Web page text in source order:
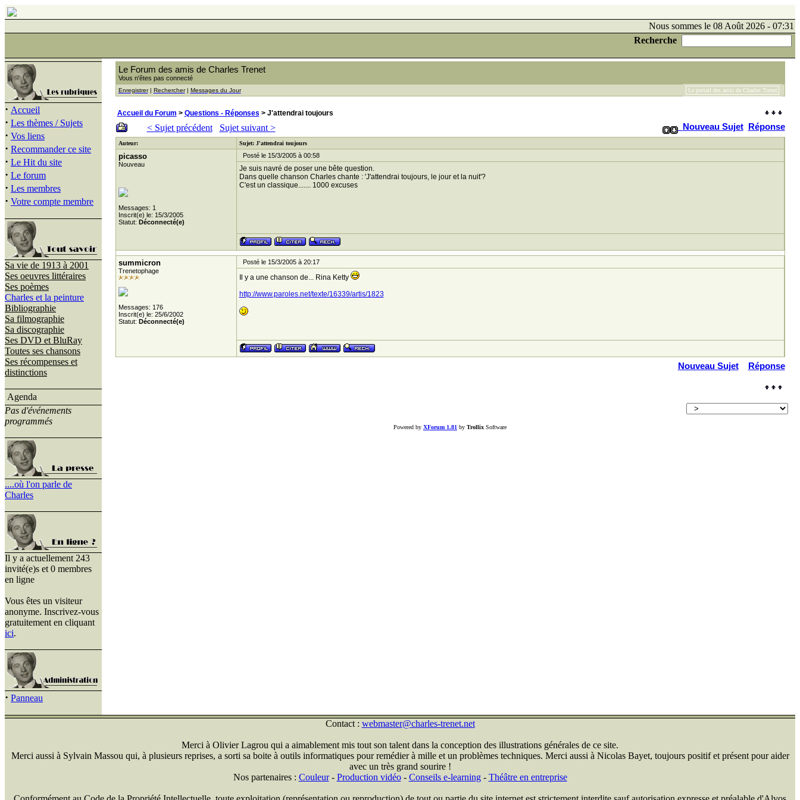
Nous sommes le 08 Août 2026 - 07:31
Recherche
· Accueil
· Les thèmes / Sujets
· Vos liens
· Recommander ce site
· Le Hit du site
· Le forum
· Les membres
· Votre compte membre
Sa vie de 1913 à 2001
Ses oeuvres littéraires
Ses poèmes
Charles et la peinture
Bibliographie
Sa filmographie
Sa discographie
Ses DVD et BluRay
Toutes ses chansons
Ses récompenses et
distinctions
Agenda
Pas d'événements
programmés
....où l'on parle de
Charles
Il y a actuellement 243
invité(e)s et 0 membres
en ligne
Vous êtes un visiteur
anonyme. Inscrivez-vous
gratuitement en cliquant
ici.
· Panneau
Le Forum des amis de Charles Trenet
Vous n'êtes pas connecté
Enregistrer| Rechercher| Messages du Jour Le portail des amis de Charles Trenet
Accueil du Forum > Questions - Réponses > J'attendrai toujours
< Sujet précédent Sujet suivant > Nouveau Sujet Réponse
Auteur: Sujet: J'attendrai toujours
picasso
Nouveau
Messages: 1
Inscrit(e) le: 15/3/2005
Statut: Déconnecté(e)
Posté le 15/3/2005 à 00:58
Je suis navré de poser une bête question.
Dans quelle chanson Charles chante : 'J'attendrai toujours, le jour et la nuit'?
C'est un classique....... 1000 excuses
summicron
Trenetophage
Messages: 176
Inscrit(e) le: 25/6/2002
Statut: Déconnecté(e)
Posté le 15/3/2005 à 20:17
Il y a une chanson de... Rina Ketty
http://www.paroles.net/texte/16339/artis/1823
Nouveau Sujet Réponse
Powered by XForum 1.81 by Trollix Software
Contact : webmaster@charles-trenet.net
Merci à Olivier Lagrou qui a aimablement mis tout son talent dans la conception des illustrations générales de ce site.
Merci aussi à Sylvain Massou qui, à plusieurs reprises, a sorti sa boite à outils informatiques pour remédier à mille et un problèmes techniques. Merci aussi à Nicolas Bayet, toujours positif et présent pour aider
avec un très grand sourire !
Nos partenaires : Couleur- Production vidéo- Conseils e-learning- Théâtre en entreprise